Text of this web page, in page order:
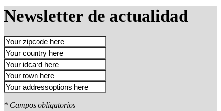
Newsletter de actualidad
* Campos obligatorios